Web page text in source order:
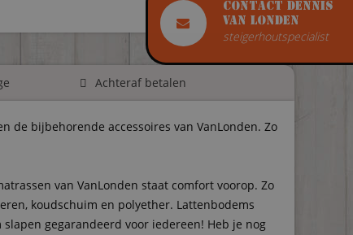
Contact Dennis
van Londen
steigerhoutspecialist
Achteraf betalen
de bijbehorende accessoires van VanLonden. Zo
van VanLonden staat comfort voorop. Zo
koudschuim en polyether. Lattenbodems
gegarandeerd voor iedereen! Heb je nog